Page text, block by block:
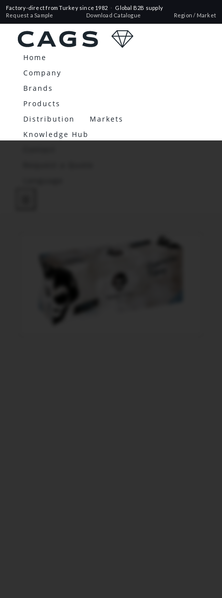
Factory-direct from Turkey since 1982 ·
Global B2B supply
Request a Sample
Download Catalogue Region / Market
Home
Company
Brands
Products
Distribution
Markets
Knowledge Hub